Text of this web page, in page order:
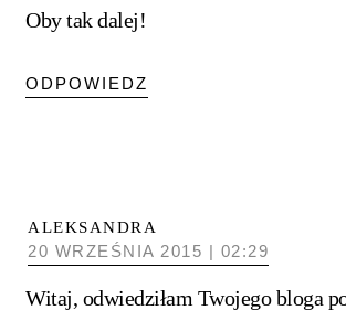
Oby tak dalej!
ODPOWIEDZ
ALEKSANDRA
20 WRZEŚNIA 2015 | 02:29
Witaj, odwiedziłam Twojego bloga